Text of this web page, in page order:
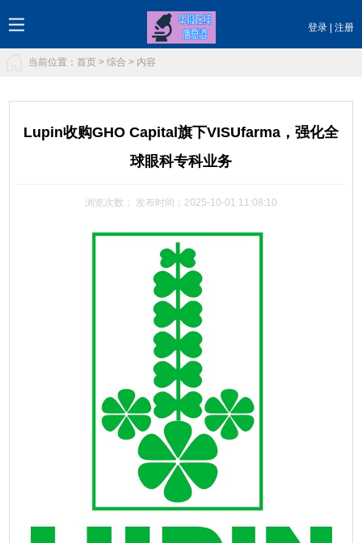
登录 注册
当前位置： 首页 > 综合 > 内容
Lupin收购GHO Capital旗下VISUfarma，强化全
球眼科专科业务
浏览次数： 发布时间：2025-10-01 11:08:10